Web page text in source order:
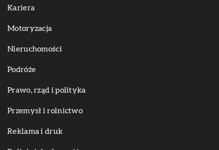
Kariera
Motoryzacja
Nieruchomości
Podróże
Prawo, rząd i polityka
Przemysł i rolnictwo
Reklama i druk